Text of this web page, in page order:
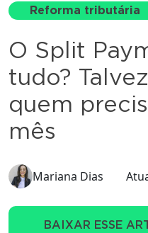
Reforma tributária
O Split
tudo?
quem
mês
Mariana Dias
BAIXAR ESSE